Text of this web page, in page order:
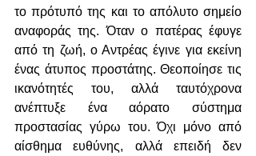
το πρότυπό της και το απόλυτο σημείο
αναφοράς της. Όταν ο πατέρας έφυγε
από τη ζωή, ο Αντρέας έγινε για εκείνη
ένας άτυπος προστάτης. Θεοποίησε τις
ικανότητές του, αλλά ταυτόχρονα
ανέπτυξε ένα αόρατο σύστημα
προστασίας γύρω του. Όχι μόνο από
αίσθημα ευθύνης, αλλά επειδή δεν